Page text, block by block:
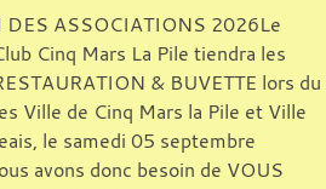
DES ASSOCIATIONS 2026Le
Cinq Mars La Pile tiendra les
& BUVETTE lors du
Ville de Cinq Mars la Pile et Ville
le samedi 05 septembre
avons donc besoin de VOUS